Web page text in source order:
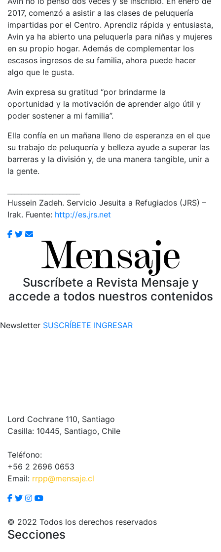
2017, comenzó a asistir a las clases de peluquería
impartidas por el Centro. Aprendiz rápida y entusiasta,
Avin ya ha abierto una peluquería para niñas y mujeres
en su propio hogar. Además de complementar los
escasos ingresos de su familia, ahora puede hacer
algo que le gusta.
Avin expresa su gratitud “por brindarme la
oportunidad y la motivación de aprender algo útil y
poder sostener a mi familia”.
Ella confía en un mañana lleno de esperanza en el que
su trabajo de peluquería y belleza ayude a superar las
barreras y la división y, de una manera tangible, unir a
la gente.
Hussein Zadeh. Servicio Jesuita a Refugiados (JRS) –
Irak. Fuente: http://es.jrs.net
Suscríbete a Revista Mensaje y
accede a todos nuestros contenidos
Newsletter SUSCRÍBETE INGRESAR
Lord Cochrane 110, Santiago
Casilla: 10445, Santiago, Chile
Teléfono:
+56 2 2696 0653
Email: rrpp@mensaje.cl
© 2022 Todos los derechos reservados
Secciones